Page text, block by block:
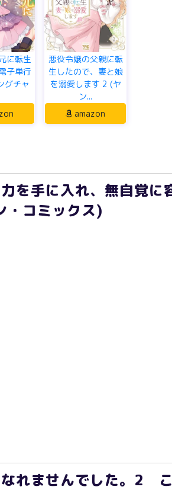
に転生
子単行
グチャ
悪役令嬢の父親に転
生したので、妻と娘
を溺愛します 2 (ヤ
ン...
amazon
を手に入れ、無自覚に
コミックス)
なれませんでした。2